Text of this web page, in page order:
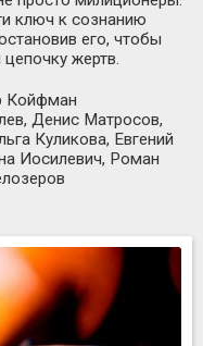
ключ к сознанию
его, чтобы
жертв.
Койфман
Денис Матросов,
Куликова, Евгений
Иосилевич, Роман